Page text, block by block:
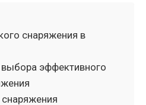
снаряжения в
эффективного